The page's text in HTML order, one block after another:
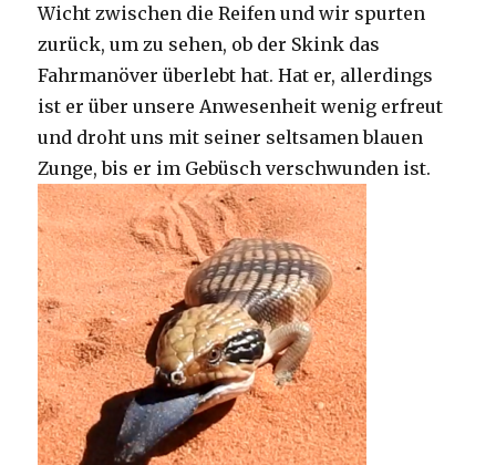
Wicht zwischen die Reifen und wir spurten
zurück, um zu sehen, ob der Skink das
Fahrmanöver überlebt hat. Hat er, allerdings
ist er über unsere Anwesenheit wenig erfreut
und droht uns mit seiner seltsamen blauen
Zunge, bis er im Gebüsch verschwunden ist.